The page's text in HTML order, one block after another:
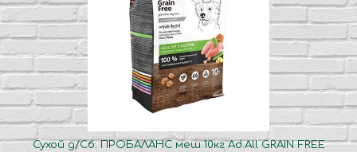
Сухой д/Сб. ПРОБАЛАНС меш.10кг Ad.All GRAIN FREE